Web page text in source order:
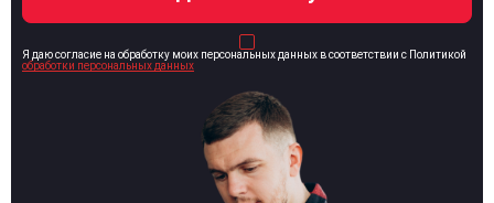
Я даю согласие на обработку моих персональных данных в соответствии с Политикой
обработки персональных данных